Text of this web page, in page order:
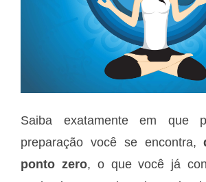
Saiba exatamente em que
preparação você se encontra,
ponto zero, o que você já